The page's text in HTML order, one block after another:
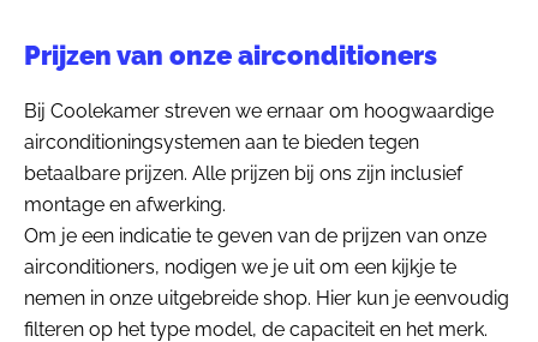
Prijzen van onze airconditioners
Bij Coolekamer streven we ernaar om hoogwaardige
airconditioningsystemen aan te bieden tegen
betaalbare prijzen. Alle prijzen bij ons zijn inclusief
montage en afwerking.
Om je een indicatie te geven van de prijzen van onze
airconditioners, nodigen we je uit om een kijkje te
nemen in onze uitgebreide shop. Hier kun je eenvoudig
filteren op het type model, de capaciteit en het merk.